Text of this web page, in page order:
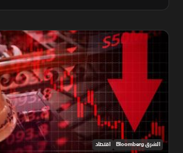
الشرق Bloomberg اقتصاد